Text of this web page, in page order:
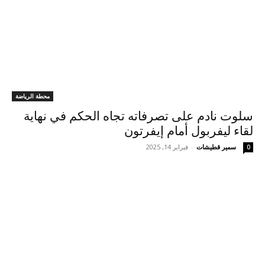
محطة الرياضة
سلوت نادم على تصرفاته تجاه الحكم في نهاية
لقاء ليفربول أمام إيفرتون
سمير قطيشات - فبراير 14, 2025 0